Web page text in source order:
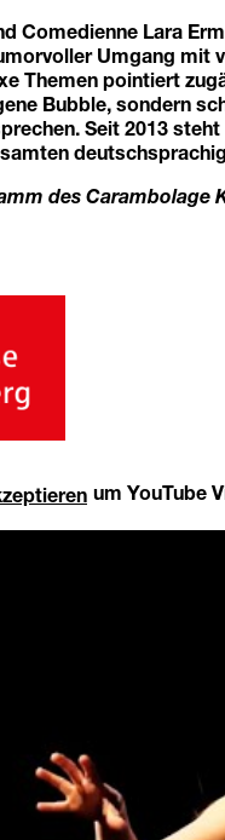
Comedienne Lara
Umgang mit
Themen pointiert
Bubble, sondern
Seit 2013
des Carambolage
um YouTube